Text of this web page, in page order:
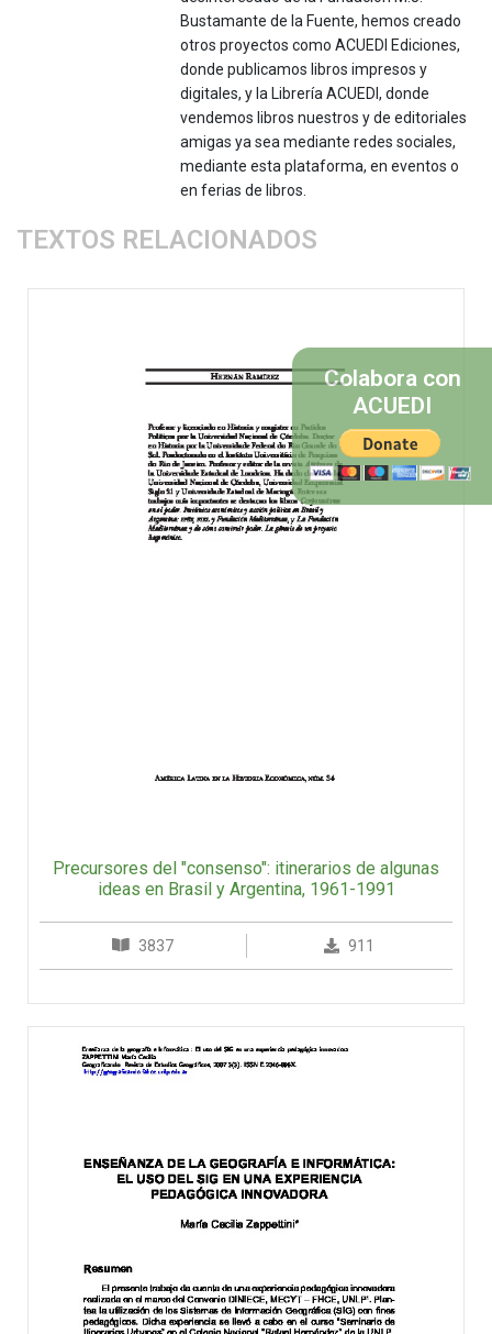
Bustamante de la Fuente, hemos creado
otros proyectos como ACUEDI Ediciones,
donde publicamos libros impresos y
digitales, y la Librería ACUEDI, donde
vendemos libros nuestros y de editoriales
amigas ya sea mediante redes sociales,
mediante esta plataforma, en eventos o
en ferias de libros.
TEXTOS RELACIONADOS
Precursores del "consenso": itinerarios de algunas
ideas en Brasil y Argentina, 1961-1991
3837 911
Colabora con
ACUEDI